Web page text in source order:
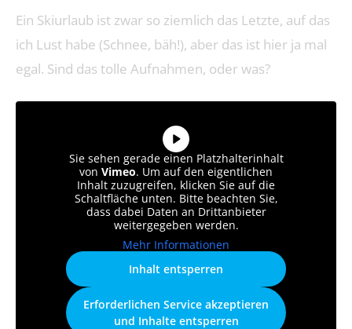
Ein Skiurlaub ist zwar so ziemlich das Letzte, auf das
ich Lust habe (Schnee, bäh!), aber das ist hier ja mal
egal. Sind das tolle Aufnahmen, oder was?
Sie sehen gerade einen Platzhalterinhalt
von Vimeo. Um auf den eigentlichen
Inhalt zuzugreifen, klicken Sie auf die
Schaltfläche unten. Bitte beachten Sie,
dass dabei Daten an Drittanbieter
weitergegeben werden.
Mehr Informationen
Inhalt entsperren
Erforderlichen Service akzeptieren
und Inhalte entsperren